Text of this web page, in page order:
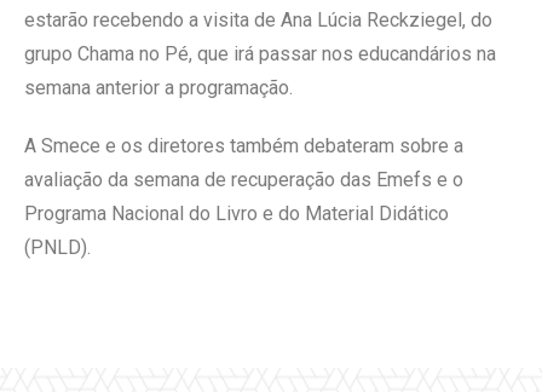
estarão recebendo a visita de Ana Lúcia Reckziegel, do
grupo Chama no Pé, que irá passar nos educandários na
semana anterior a programação.
A Smece e os diretores também debateram sobre a
avaliação da semana de recuperação das Emefs e o
Programa Nacional do Livro e do Material Didático
(PNLD).